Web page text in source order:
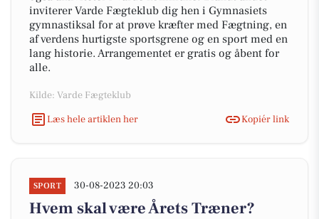
inviterer Varde Fægteklub dig hen i Gymnasiets
gymnastiksal for at prøve kræfter med Fægtning, en
af verdens hurtigste sportsgrene og en sport med en
lang historie. Arrangementet er gratis og åbent for
alle.
Kilde: Varde Fægteklub
Læs hele artiklen her
Kopiér link
SPORT 30-08-2023 20:03
Hvem skal være Årets Træner?